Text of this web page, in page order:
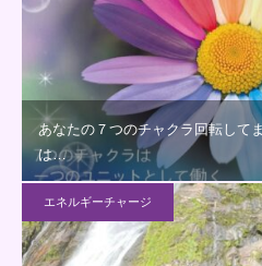
あなたの７つのチャクラ回転して
は…
エネルギーチャージ